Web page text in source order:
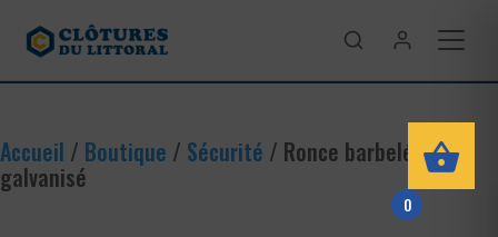
Accueil / Boutique / Sécurité / Ronce barbelé
galvanisé
0